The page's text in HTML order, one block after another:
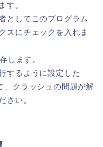
す。
としてこのプログラム
スにチェックを入れま
します。
するように設定した
、クラッシュの問題が解
さい。